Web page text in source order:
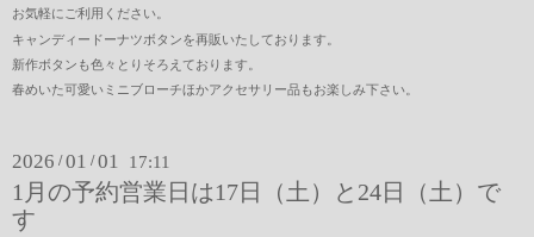
お気軽にご利用ください。
キャンディードーナツボタンを再販いたしております。
新作ボタンも色々とりそろえております。
春めいた可愛いミニブローチほかアクセサリー品もお楽しみ下さい。
2026 /01 /01 17:11
1月の予約営業日は17日（土）と24日（土）で
す